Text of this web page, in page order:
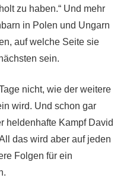
zu haben.“ Und mehr
in Polen und Ungarn
auf welche Seite sie
sein.
nicht, wie der weitere
wird. Und schon gar
heldenhafte Kampf David
das wird aber auf jeden
Folgen für ein